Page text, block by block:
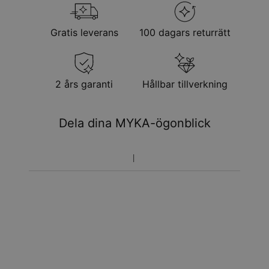
Gratis leverans 100 dagars returrätt
2 års garanti Hållbar tillverkning
Dela dina MYKA-ögonblick